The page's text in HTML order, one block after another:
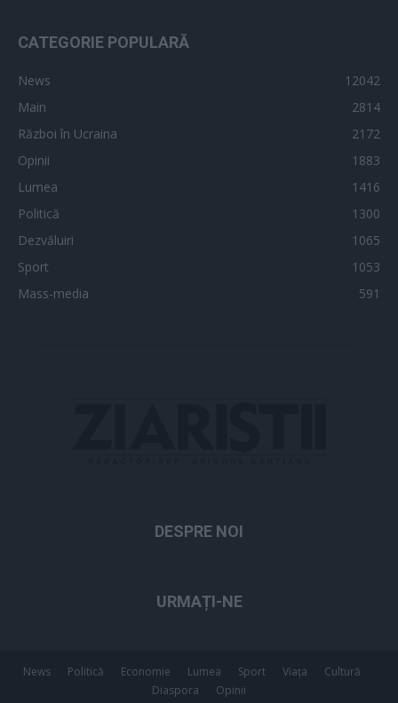
CATEGORIE POPULARĂ
News
12042
Main
2814
Război în Ucraina
2172
Opinii
1883
Lumea
1416
Politică
1300
Dezvăluiri
1065
Sport
1053
Mass-media
591
DESPRE NOI
URMAȚI-NE
News Politică Economie Lumea Sport Viața
Cultură
Diaspora
Opinii